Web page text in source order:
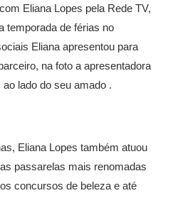
Eliana Lopes pela Rede TV,
temporada de férias no
Eliana apresentou para
na foto a apresentadora
lado do seu amado .
Eliana Lopes também atuou
passarelas mais renomadas
concursos de beleza e até